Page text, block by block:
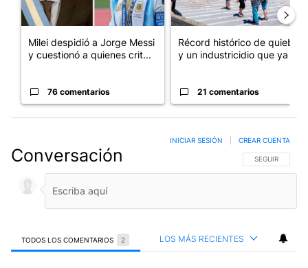
Milei despidió a Jorge Messi
y cuestionó a quienes crit...
76 comentarios
Récord histórico de quiebras
y un industricidio que ya ...
21 comentarios
Conversación SIGA ESTA
SEGUIR
INICIAR SESIÓN CREAR CUENTA
TODOS LOS COMENTARIOS 2 LOS MÁS RECIENTES